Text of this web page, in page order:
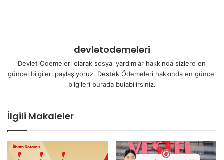
devletodemeleri
Devlet Ödemeleri olarak sosyal yardımlar hakkında sizlere en
güncel bilgileri paylaşıyoruz. Destek Ödemeleri hakkında en güncel
bilgileri burada bulabilirsiniz.
İlgili Makaleler